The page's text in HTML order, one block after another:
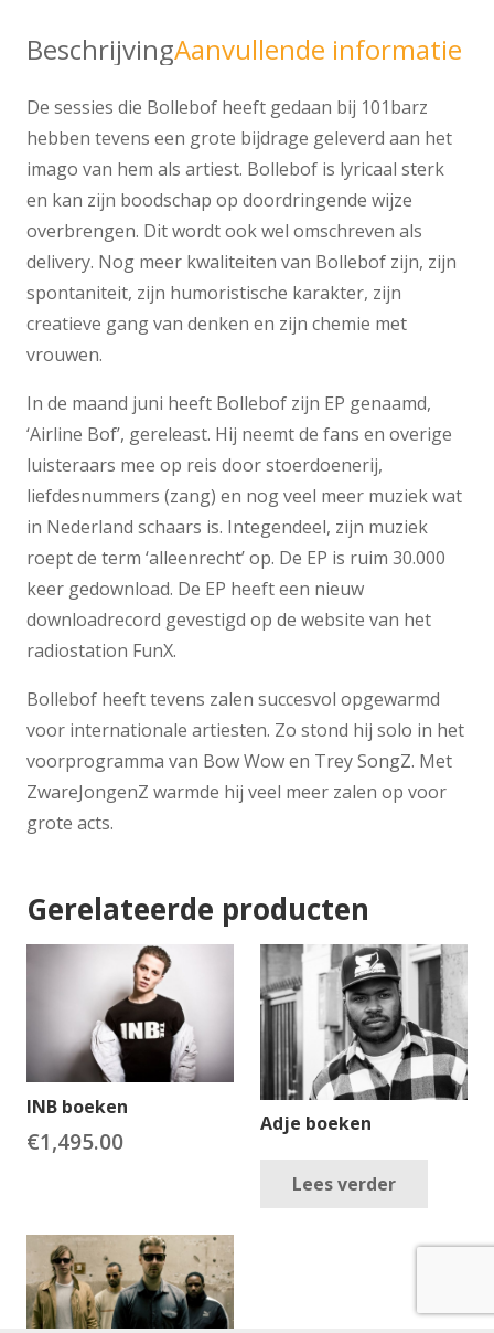
BeschrijvingAanvullende informatie
De sessies die Bollebof heeft gedaan bij 101barz
hebben tevens een grote bijdrage geleverd aan het
imago van hem als artiest. Bollebof is lyricaal sterk
en kan zijn boodschap op doordringende wijze
overbrengen. Dit wordt ook wel omschreven als
delivery. Nog meer kwaliteiten van Bollebof zijn, zijn
spontaniteit, zijn humoristische karakter, zijn
creatieve gang van denken en zijn chemie met
vrouwen.
In de maand juni heeft Bollebof zijn EP genaamd,
‘Airline Bof’, gereleast. Hij neemt de fans en overige
luisteraars mee op reis door stoerdoenerij,
liefdesnummers (zang) en nog veel meer muziek wat
in Nederland schaars is. Integendeel, zijn muziek
roept de term ‘alleenrecht’ op. De EP is ruim 30.000
keer gedownload. De EP heeft een nieuw
downloadrecord gevestigd op de website van het
radiostation FunX.
Bollebof heeft tevens zalen succesvol opgewarmd
voor internationale artiesten. Zo stond hij solo in het
voorprogramma van Bow Wow en Trey SongZ. Met
ZwareJongenZ warmde hij veel meer zalen op voor
grote acts.
Gerelateerde producten
INB boeken
€1,495.00
Adje boeken
Lees verder